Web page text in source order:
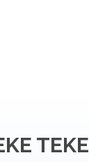
TEKE